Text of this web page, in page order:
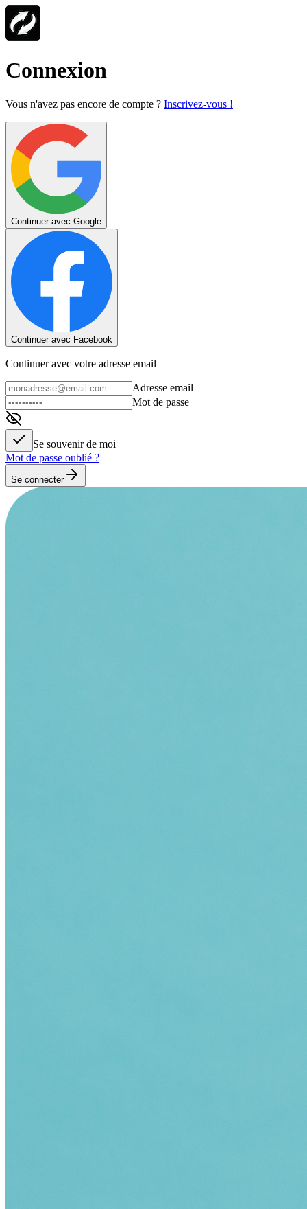
Connexion
Vous n'avez pas encore de compte ? Inscrivez-vous !
Continuer avec Google
Continuer avec Facebook
Continuer avec votre adresse email
Adresse email
Mot de passe
Se souvenir de moi
Mot de passe oublié ?
Se connecter